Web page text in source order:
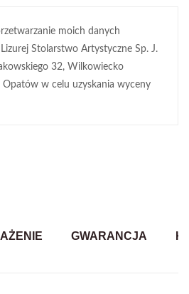
moich danych
Stolarstwo Artystyczne Sp. J.
32, Wilkowiecko
w celu uzyskania wyceny
GWARANCJA